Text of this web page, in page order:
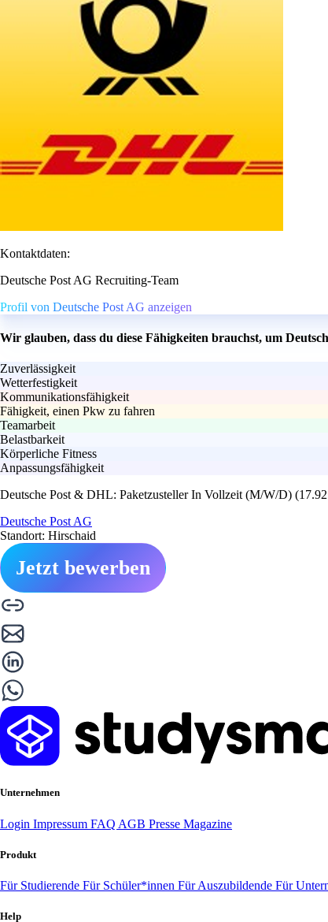
Kontaktdaten:
Deutsche Post AG Recruiting-Team
Profil von Deutsche Post AG anzeigen
Wir glauben, dass du diese Fähigkeiten brauchst, um
Zuverlässigkeit
Wetterfestigkeit
Kommunikationsfähigkeit
Fähigkeit, einen Pkw zu fahren
Teamarbeit
Belastbarkeit
Körperliche Fitness
Anpassungsfähigkeit
Deutsche Post & DHL: Paketzusteller In Vollzeit (M/W/D)
Deutsche Post AG
Standort: Hirschaid
Jetzt bewerben
Unternehmen
Login Impressum FAQ AGB Presse Magazine
Produkt
Für Studierende Für Schüler*innen Für Auszubildende Für
Help